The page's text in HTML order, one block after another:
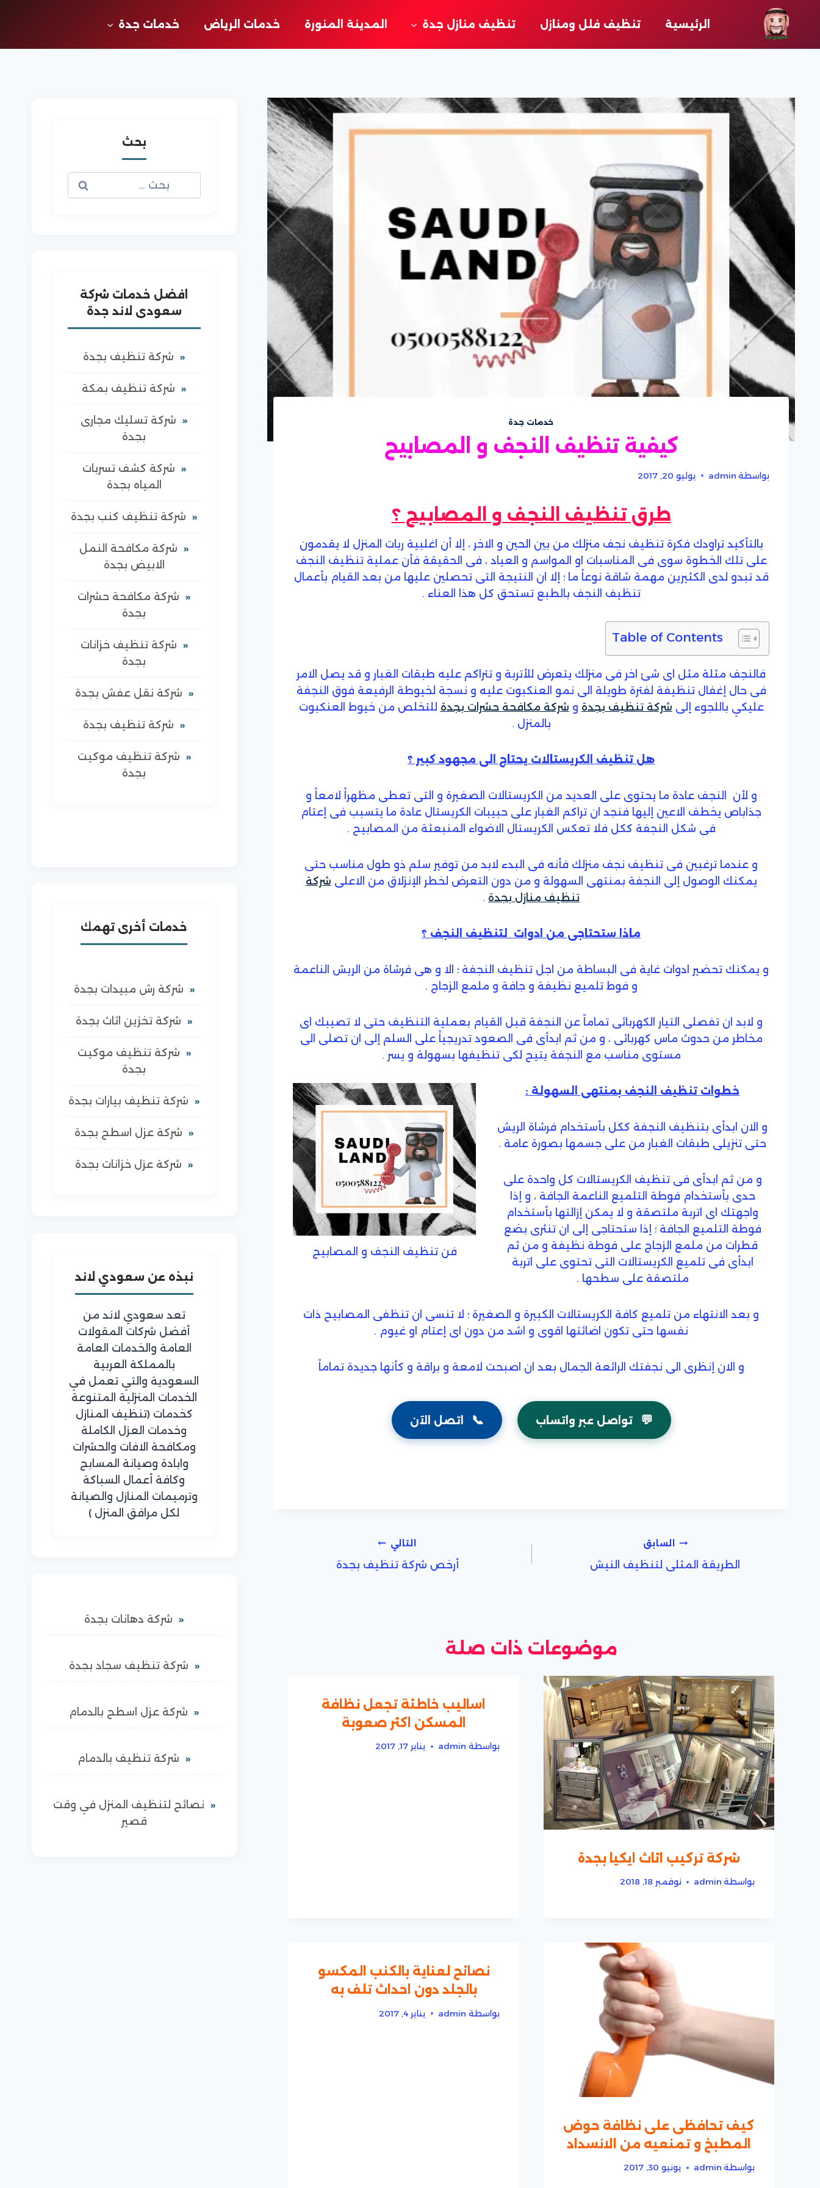
المحتوى
الرئيسية تنظيف فلل ومنازل تنظيف منازل جدة المدينة المنورة خدمات الرياض خدمات جدة
خدمات جدة
كيفية تنظيف النجف و المصابيح
بواسطة admin يوليو 20, 2017
طرق تنظيف النجف و المصابيح ؟
بالتأكيد تراودك فكرة تنظيف نجف منزلك من بين الحين و الاخر ، إلا أن اغلبية ربات المنزل لا يقدمون
على تلك الخطوة سوى فى المناسبات او المواسم و العياد ، فى الحقيقة فأن عملية تنظيف النجف
قد تبدو لدى الكثيرين مهمة شاقة نوعاً ما ؛ إلا ان النتيجة التى تحصلين عليها من بعد القيام بأعمال
تنظيف النجف بالطبع تستحق كل هذا العناء .
Table of Contents
فالنجف مثلة مثل اى شئ اخر فى منزلك يتعرض للأتربة و تتراكم عليه طبقات الغبار و قد يصل الامر
فى حال إغفال تنظيفة لفترة طويلة الى نمو العنكبوت عليه و نسجة لخيوطة الرفيعة فوق النجفة
عليكي باللجوء إلى شركة تنظيف بجدة و شركة مكافحة حشرات بجدة للتخلص من خيوط العنكبوت
بالمنزل .
هل تنظيف الكريستالات يحتاج الى مجهود كبير ؟
و لأن النجف عادة ما يحتوى على العديد من الكريستالات الصغيرة و التى تعطى مظهراً لامعاً و
جذاباص يخطف الاعين إليها فنجد ان تراكم الغبار على حبيبات الكريستال عادة ما يتسبب فى إعتام
فى شكل النجفة ككل فلا تعكس الكريستال الاضواء المنبعثة من المصابيح .
و عندما ترغبين فى تنظيف نجف منزلك فأنه فى البدء لابد من توفير سلم ذو طول مناسب حتى
يمكنك الوصول إلى النجفة بمنتهى السهولة و من دون التعرض لخطر الإنزلاق من الاعلى شركة
تنظيف منازل بجدة .
ماذا ستحتاجى من ادوات لتنظيف النجف ؟
و يمكنك تحضير ادوات غاية فى البساطة من اجل تنظيف النجفة ؛ الا و هى فرشاة من الريش الناعمة
و فوط تلميع نظيفة و جافة و ملمع الزجاج .
و لابد ان تفصلى التيار الكهربائى تماماً عن النجفة قبل القيام بعملية التنظيف حتى لا تصيبك اى
مخاطر من حدوث ماس كهربائى ، و من ثم ابدأى فى الصعود تدريجياً على السلم إلى ان تصلى الى
مستوى مناسب مع النجفة يتيح لكى تنظيفها بسهولة و يسر .
فن تنظيف النجف و المصابيح
خطوات تنظيف النجف بمنتهى السهولة :
و الان ابدأى بتنظيف النجفة ككل بأستخدام فرشاة الريش
حتى تنزيلى طبقات الغبار من على جسمها بصورة عامة .
و من ثم ابدأى فى تنظيف الكريستالات كل واحدة على
حدى بأستخدام فوطة التلميع الناعمة الجافة ، و إذا
واجهتك اى اتربة ملتصقة و لا يمكن إزالتها بأستخدام
فوطة التلميع الجافة ؛ إذا ستحتاجى إلى ان تنثرى بضع
قطرات من ملمع الزجاج على فوطة نظيفة و من ثم
ابدأى فى تلميع الكريستالات التى تحتوى على اتربة
ملتصقة على سطحها .
و بعد الانتهاء من تلميع كافة الكريستالات الكبيرة و الصغيرة ؛ لا تنسى ان تنظفى المصابيح ذات
نفسها حتى تكون اضائتها اقوى و اشد من دون اى إعتام او غيوم .
و الان إنظرى الى نجفتك الرائعة الجمال بعد ان اصبحت لامعة و براقة و كأنها جديدة تماماً
💬 تواصل عبر واتساب 📞 اتصل الآن
المقالات
السابق
الطريقة المثلى لتنظيف النيش
التالي
أرخص شركة تنظيف بجدة
موضوعات ذات صلة
شركة تركيب اثاث ايكيا بجدة
بواسطة admin نوفمبر 18, 2018
اساليب خاطئة تجعل نظافة
المسكن اكثر صعوبة
بواسطة admin يناير 17, 2017
كيف تحافظى على نظافة حوض
المطبخ و تمنعيه من الانسداد
بواسطة admin يونيو 30, 2017
نصائح لعناية بالكنب المكسو
بالجلد دون احداث تلف به
بواسطة admin يناير 4, 2017
بحث
عن:
افضل خدمات شركة
سعودى لاند جدة
شركة تنظيف بجدة
شركة تنظيف بمكة
شركة تسليك مجارى
بجدة
شركة كشف تسربات
المياه بجدة
شركة تنظيف كنب بجدة
شركة مكافحة النمل
الابيض بجدة
شركة مكافحة حشرات
بجدة
شركة تنظيف خزانات
بجدة
شركة نقل عفش بجدة
شركة تنظيف بجدة
شركة تنظيف موكيت
بجدة
خدمات أخرى تهمك
شركة رش مبيدات بجدة
شركة تخزين اثاث بجدة
شركة تنظيف موكيت
بجدة
شركة تنظيف بيارات بجدة
شركة عزل اسطح بجدة
شركة عزل خزانات بجدة
نبذه عن سعودي لاند
تعد سعودي لاند من
أفضل شركات المقولات
العامة والخدمات العامة
بالمملكة العربية
السعودية والتي تعمل في
الخدمات المنزلية المتنوعة
كخدمات (تنظيف المنازل
وخدمات العزل الكاملة
ومكافحة الافات والحشرات
وابادة وصيانة المسابح
وكافة أعمال السباكة
وترميمات المنازل والصيانة
لكل مرافق المنزل )
شركة دهانات بجدة
شركة تنظيف سجاد بجدة
شركة عزل اسطح بالدمام
شركة تنظيف بالدمام
نصائح لتنظيف المنزل في وقت
قصير